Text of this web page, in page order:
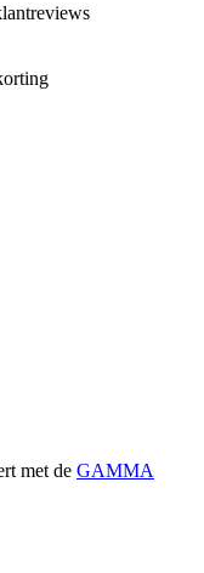
met de GAMMA